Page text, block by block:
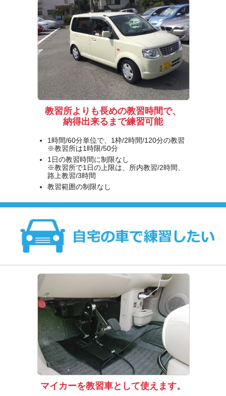
教習所よりも長めの教習時間で、
納得出来るまで練習可能
1時間/60分単位で、1枠/2時間/120分の教習
※教習所は1時限/50分
1日の教習時間に制限なし
※教習所で1日の上限は、所内教習/2時間、
路上教習/3時間
教習範囲の制限なし
マイカーを教習車として使えます。